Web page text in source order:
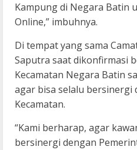
Kampung di Negara Batin
Online,” imbuhnya.
Di tempat yang sama
Saputra saat dikonfirmasi
Kecamatan Negara Batin
agar bisa selalu bersinergi
Kecamatan.
“Kami berharap, agar
bersinergi dengan